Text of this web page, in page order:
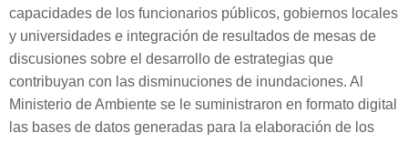
capacidades de los funcionarios públicos, gobiernos locales
y universidades e integración de resultados de mesas de
discusiones sobre el desarrollo de estrategias que
contribuyan con las disminuciones de inundaciones. Al
Ministerio de Ambiente se le suministraron en formato digital
las bases de datos generadas para la elaboración de los